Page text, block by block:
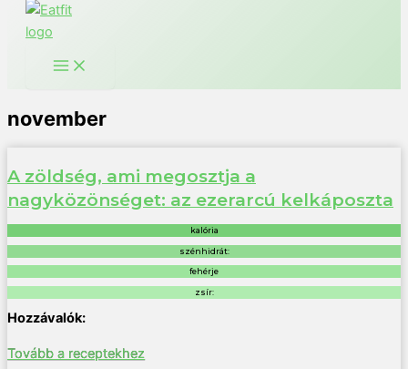
november
A zöldség, ami megosztja a
nagyközönséget: az ezerarcú kelkáposzta
kalória
szénhidrát:
fehérje
zsír:
Tovább a receptekhez